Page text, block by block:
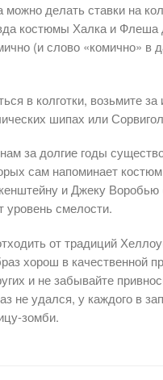
делать ставки на
костюмы Халка и
(и слово «комично»
в колготки, возьмите
шипах или
за долгие годы
сам напоминает
и Джеку
уровень смелости.
от традиций
хорош в качественной
и не забывайте
не удался, у каждого в
зомби.